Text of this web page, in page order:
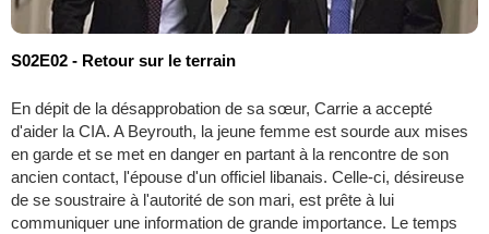
S02E02 - Retour sur le terrain
En dépit de la désapprobation de sa sœur, Carrie a accepté
d'aider la CIA. A Beyrouth, la jeune femme est sourde aux mises
en garde et se met en danger en partant à la rencontre de son
ancien contact, l'épouse d'un officiel libanais. Celle-ci, désireuse
de se soustraire à l'autorité de son mari, est prête à lui
communiquer une information de grande importance. Le temps